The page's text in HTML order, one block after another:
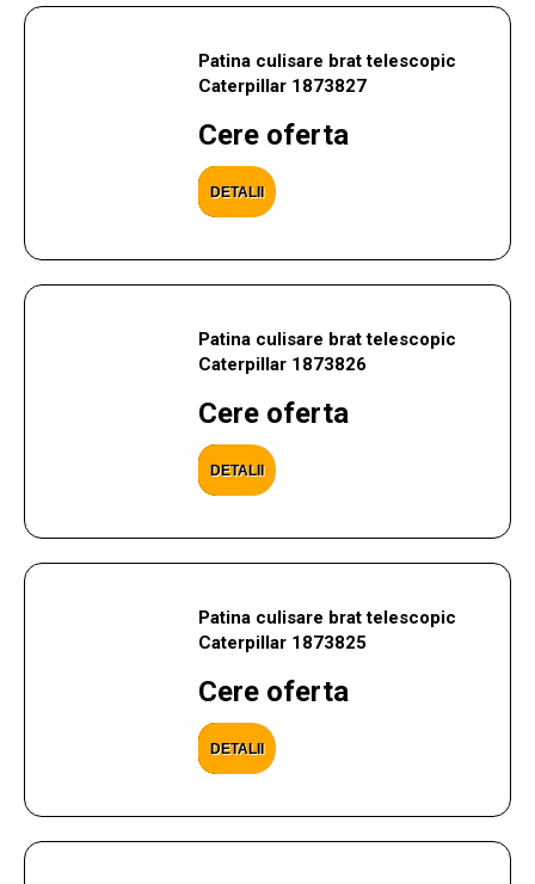
Patina culisare brat telescopic
Caterpillar 1873827
Cere oferta
DETALII
Patina culisare brat telescopic
Caterpillar 1873826
Cere oferta
DETALII
Patina culisare brat telescopic
Caterpillar 1873825
Cere oferta
DETALII